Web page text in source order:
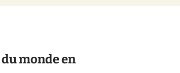
monde en